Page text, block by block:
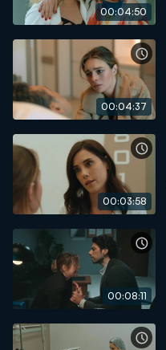
00:04:50
00:04:37
00:03:58
00:08:11